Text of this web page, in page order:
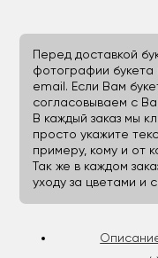
Перед доставкой
фотографии букета
email. Если Вам
согласовываем с
В каждый заказ мы
просто укажите
примеру, кому и от
Так же в каждом
уходу за цветами и